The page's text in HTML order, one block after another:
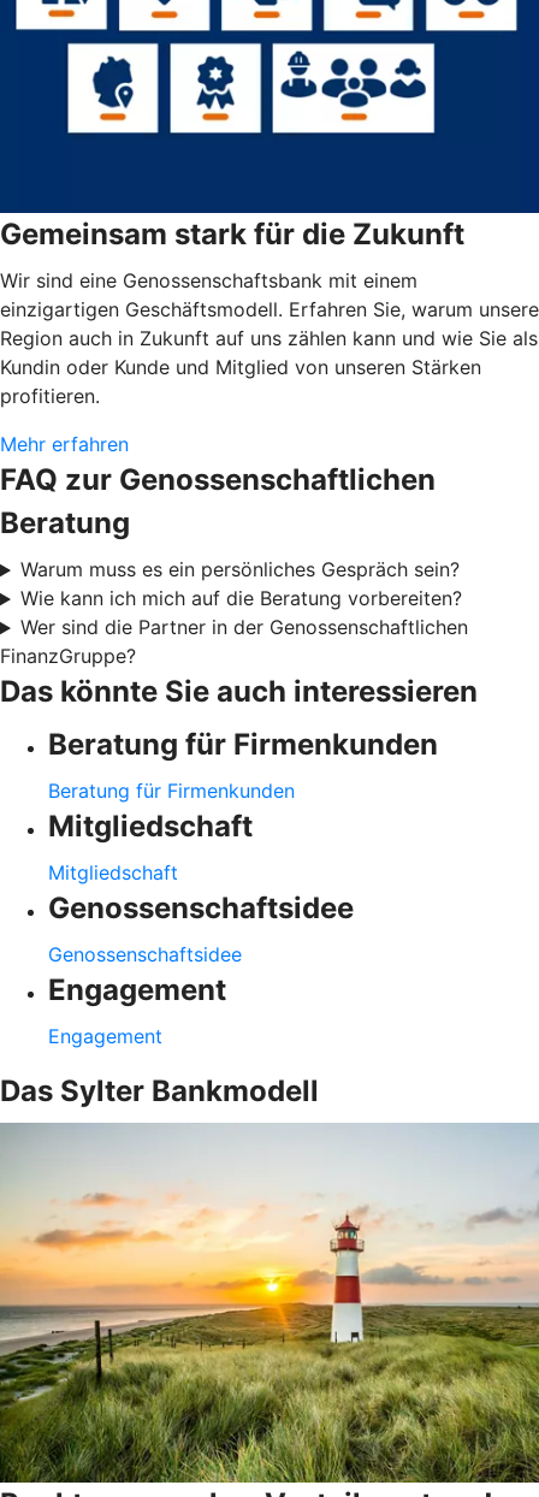
Gemeinsam stark für die Zukunft
Wir sind eine Genossenschaftsbank mit einem
einzigartigen Geschäftsmodell. Erfahren Sie, warum unsere
Region auch in Zukunft auf uns zählen kann und wie Sie als
Kundin oder Kunde und Mitglied von unseren Stärken
profitieren.
Mehr erfahren
FAQ zur Genossenschaftlichen
Beratung
Warum muss es ein persönliches Gespräch sein?
Wie kann ich mich auf die Beratung vorbereiten?
Wer sind die Partner in der Genossenschaftlichen
FinanzGruppe?
Das könnte Sie auch interessieren
Beratung für Firmenkunden
Beratung für Firmenkunden
Mitgliedschaft
Mitgliedschaft
Genossenschaftsidee
Genossenschaftsidee
Engagement
Engagement
Das Sylter Bankmodell